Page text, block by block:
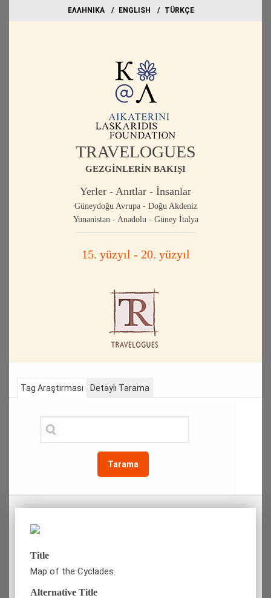
EΛΛΗΝΙΚΑ ΕΝGLISH TÜRKÇE
TRAVELOGUES
GEZGİNLERİN BAKIŞI
Yerler - Anıtlar - İnsanlar
Güneydoğu Avrupa - Doğu Akdeniz
Yunanistan - Anadolu - Güney İtalya
15. yüzyıl - 20. yüzyıl
Tag Araştırması
Tarama
Detaylı Tarama
Title
Map of the Cyclades.
Alternative Title